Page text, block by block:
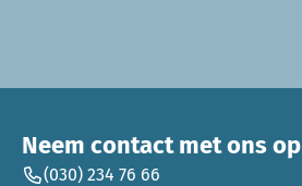
Neem contact met ons op
(030) 234 76 66